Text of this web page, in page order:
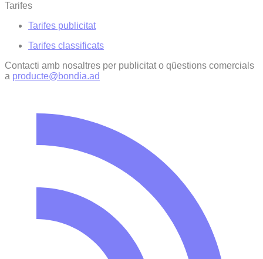
Tarifes
Tarifes publicitat
Tarifes classificats
Contacti amb nosaltres per publicitat o qüestions comercials
a producte@bondia.ad